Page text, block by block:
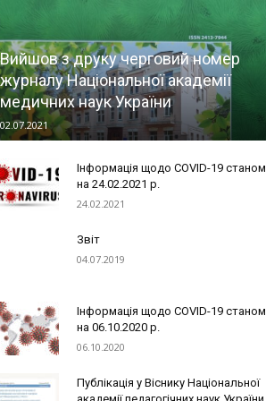
Вийшов з друку черговий номер
журналу Національної академії
медичних наук України
02.07.2021
Інформація щодо COVID-19 станом
на 24.02.2021 р.
24.02.2021
Звіт
04.07.2019
Інформація щодо COVID-19 станом
на 06.10.2020 р.
06.10.2020
Публікація у Віснику Національної